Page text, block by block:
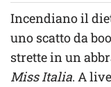
Incendiano il
uno scatto da
strette in un
Miss Italia. A